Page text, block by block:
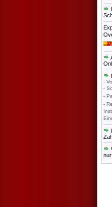
-
-
-
-